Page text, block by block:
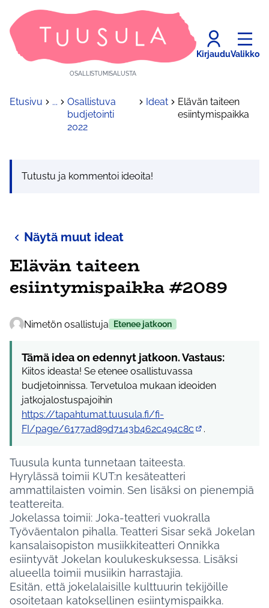
OSALLISTUMISALUSTA
KirjauduValikko
Etusivu ...
Osallistuva
budjetointi
2022
Ideat
Elävän taiteen
esiintymispaikka
Tutustu ja kommentoi ideoita!
Näytä muut ideat
Elävän taiteen
esiintymispaikka #2089
Nimetön osallistuja Etenee jatkoon
Tämä idea on edennyt jatkoon. Vastaus:
Kiitos ideasta! Se etenee osallistuvassa
budjetoinnissa. Tervetuloa mukaan ideoiden
jatkojalostuspajoihin
https://tapahtumat.tuusula.fi/fi-
FI/page/6177ad89d7143b462c494c8c
.
Tuusula kunta tunnetaan taiteesta.
Hyrylässä toimii KUT:n kesäteatteri
ammattilaisten voimin. Sen lisäksi on pienempiä
teattereita.
Jokelassa toimii: Joka-teatteri vuokralla
Työväentalon pihalla. Teatteri Sisar sekä Jokelan
kansalaisopiston musiikkiteatteri Onnikka
esiintyvät Jokelan koulukeskuksessa. Lisäksi
alueella toimii musiikin harrastajia.
Esitän, että jokelalaisille kulttuurin tekijöille
osoitetaan katoksellinen esiintymispaikka.